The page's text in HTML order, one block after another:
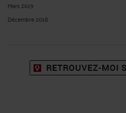
Le dépôt-vente offre une solution pratique et
souhaitant vendre leur cheval, tout en